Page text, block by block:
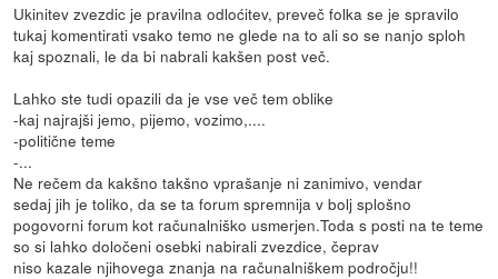
Ukinitev zvezdic je pravilna odloćitev, preveč folka se je spravilo
tukaj komentirati vsako temo ne glede na to ali so se nanjo sploh
kaj spoznali, le da bi nabrali kakšen post več.
Lahko ste tudi opazili da je vse več tem oblike
-kaj najrajši jemo, pijemo, vozimo,....
-politične teme
-...
Ne rečem da kakšno takšno vprašanje ni zanimivo, vendar
sedaj jih je toliko, da se ta forum spremnija v bolj splošno
pogovorni forum kot računalniško usmerjen.Toda s posti na te teme
so si lahko določeni osebki nabirali zvezdice, čeprav
niso kazale njihovega znanja na računalniškem področju!!